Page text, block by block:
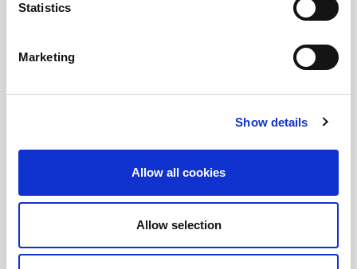
Statistics
Marketing
Show details
Allow all cookies
Allow selection